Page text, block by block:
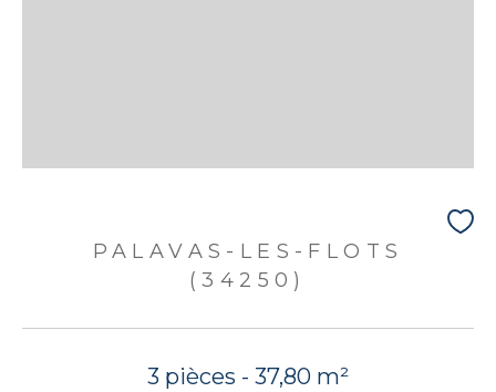
PALAVAS-LES-FLOTS
(34250)
3 pièces - 37,80 m²